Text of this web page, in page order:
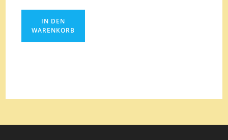
IN DEN
WARENKORB